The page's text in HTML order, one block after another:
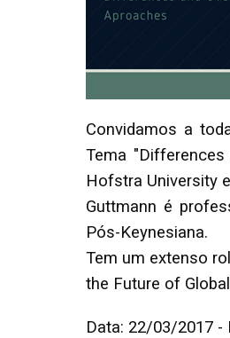
Convidamos a
Tema
Hofstra University
Guttmann é
Pós-Keynesiana.
Tem um extenso
the Future of
Data: 22/03/2017 -